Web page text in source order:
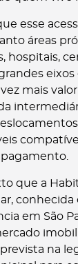
esse
áreas
hospitais,
mais
que a
conhecida
em São
na